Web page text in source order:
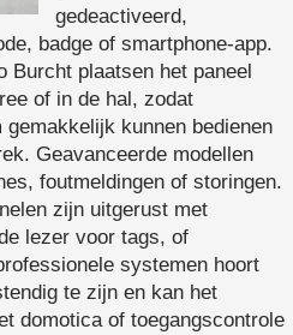
gedeactiveerd,
badge of smartphone-app.
Burcht plaatsen het paneel
of in de hal, zodat
kunnen bedienen
Geavanceerde modellen
foutmeldingen of storingen.
zijn uitgerust met
lezer voor tags, of
systemen hoort
te zijn en kan het
domotica of toegangscontrole